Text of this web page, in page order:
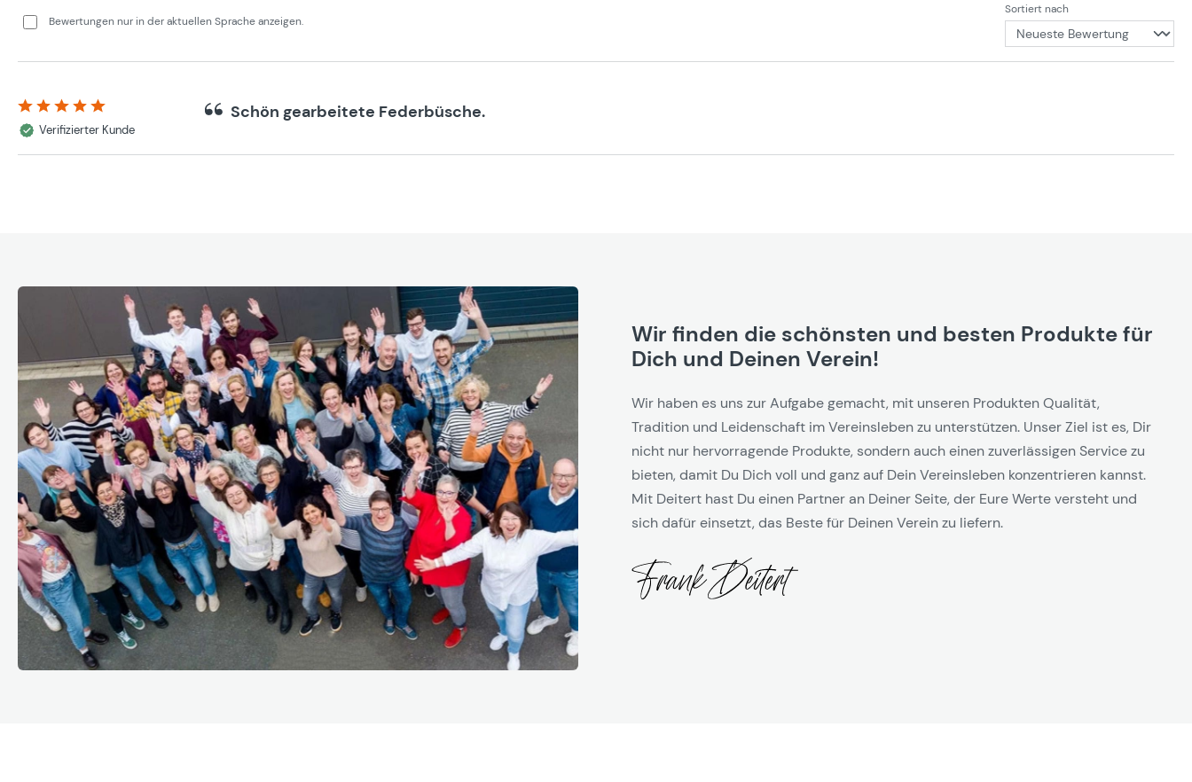
Bewertungen nur in der aktuellen Sprache anzeigen.
Sortiert nach
Bewertung mit 5 von 5 Sternen
Verifizierter Kunde
Schön gearbeitete Federbüsche.
Wir finden die schönsten und besten Produkte für
Dich und Deinen Verein!
Wir haben es uns zur Aufgabe gemacht, mit unseren Produkten Qualität,
Tradition und Leidenschaft im Vereinsleben zu unterstützen. Unser Ziel ist es, Dir
nicht nur hervorragende Produkte, sondern auch einen zuverlässigen Service zu
bieten, damit Du Dich voll und ganz auf Dein Vereinsleben konzentrieren kannst.
Mit Deitert hast Du einen Partner an Deiner Seite, der Eure Werte versteht und
sich dafür einsetzt, das Beste für Deinen Verein zu liefern.